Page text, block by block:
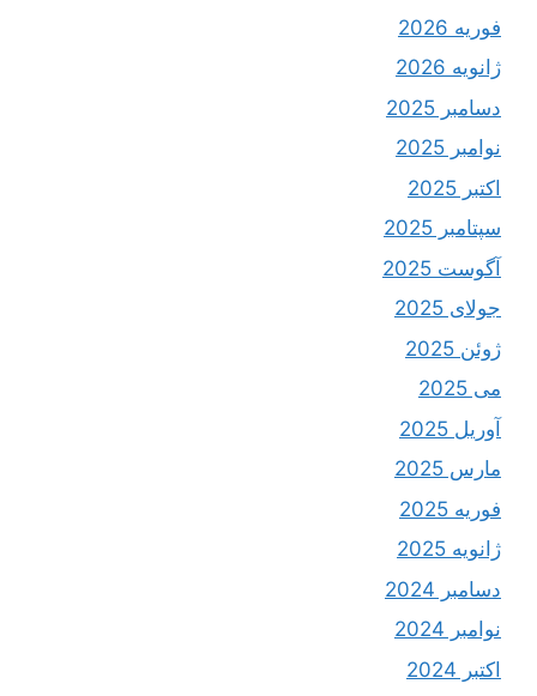
فوریه 2026
ژانویه 2026
دسامبر 2025
نوامبر 2025
اکتبر 2025
سپتامبر 2025
آگوست 2025
جولای 2025
ژوئن 2025
می 2025
آوریل 2025
مارس 2025
فوریه 2025
ژانویه 2025
دسامبر 2024
نوامبر 2024
اکتبر 2024